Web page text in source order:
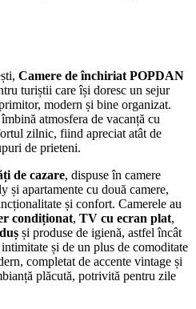
Camere de închiriat POPDAN
turiștii care își doresc un sejur
modern și bine organizat.
atmosfera de vacanță cu
zilnic, fiind apreciat atât de
de prieteni.
de cazare, dispuse în camere
și apartamente cu două camere,
și confort. Camerele au
condiționat, TV cu ecran plat,
și produse de igienă, astfel încât
și de un plus de comoditate
completat de accente vintage și
plăcută, potrivită pentru zile